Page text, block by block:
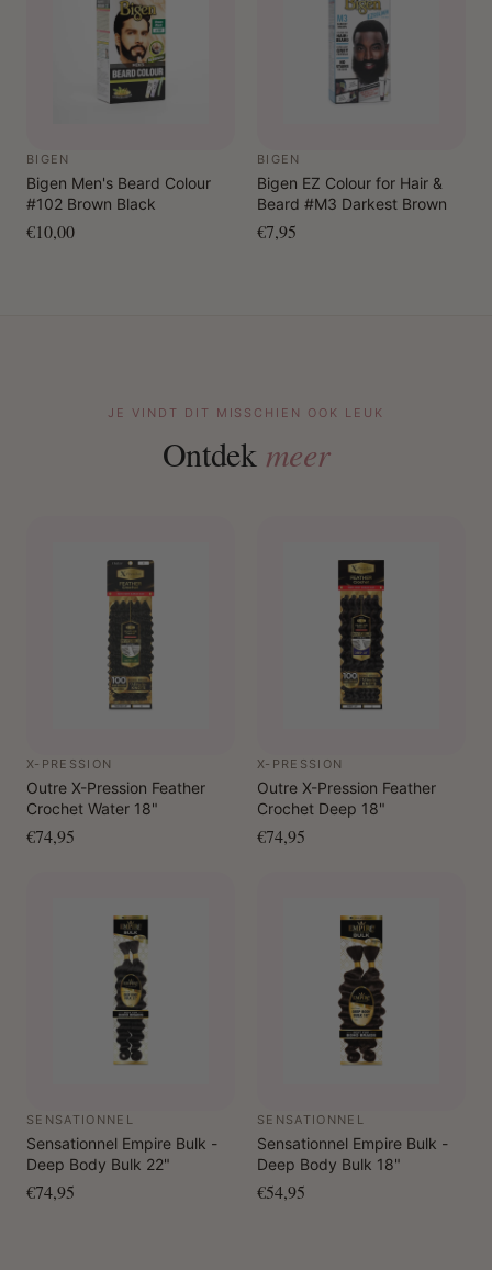
BIGEN
Bigen Men's Beard Colour
#102 Brown Black
€10,00
BIGEN
Bigen EZ Colour for Hair &
Beard #M3 Darkest Brown
€7,95
JE VINDT DIT MISSCHIEN OOK LEUK
Ontdek meer
X-PRESSION
Outre X-Pression Feather
Crochet Water 18"
€74,95
X-PRESSION
Outre X-Pression Feather
Crochet Deep 18"
€74,95
SENSATIONNEL
Sensationnel Empire Bulk -
Deep Body Bulk 22"
€74,95
SENSATIONNEL
Sensationnel Empire Bulk -
Deep Body Bulk 18"
€54,95